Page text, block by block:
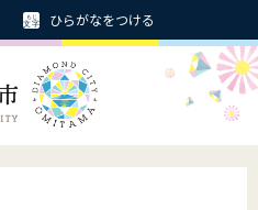
ひらがなをつける